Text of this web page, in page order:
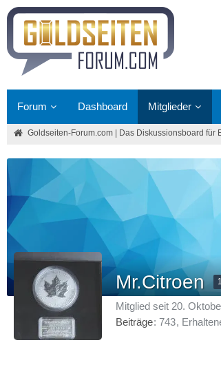
Forum Dashboard Mitglieder
Goldseiten-Forum.com | Das Diskussionsboard für
Mr.Citroen
Mitglied seit 20.
Beiträge 743